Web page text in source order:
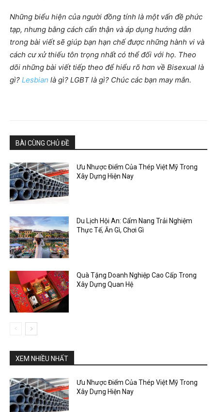
Những biểu hiện của người đồng tính là một vấn đề phức
tạp, nhưng bằng cách cẩn thận và áp dụng hướng dẫn
trong bài viết sẽ giúp bạn hạn chế được những hành vi và
cách cư xử thiếu tôn trọng nhất có thể đối với họ. Theo
dõi những bài viết tiếp theo để hiểu rõ hơn về Bisexual là
gì? Lesbian là gì? LGBT là gì? Chúc các bạn may mắn.
BÀI CÙNG CHỦ ĐỀ
Ưu Nhược Điểm Của Thép Việt Mỹ Trong
Xây Dựng Hiện Nay
Du Lịch Hội An: Cẩm Nang Trải Nghiệm
Thực Tế, Ăn Gì, Chơi Gì
Quà Tặng Doanh Nghiệp Cao Cấp Trong
Xây Dựng Quan Hệ
XEM NHIỀU NHẤT
Ưu Nhược Điểm Của Thép Việt Mỹ Trong
Xây Dựng Hiện Nay